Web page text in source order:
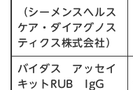
（シーメンスヘルス
ケア・ダイアグノス
ティクス株式会社）
バイダス アッセイ
キットRUB IgG